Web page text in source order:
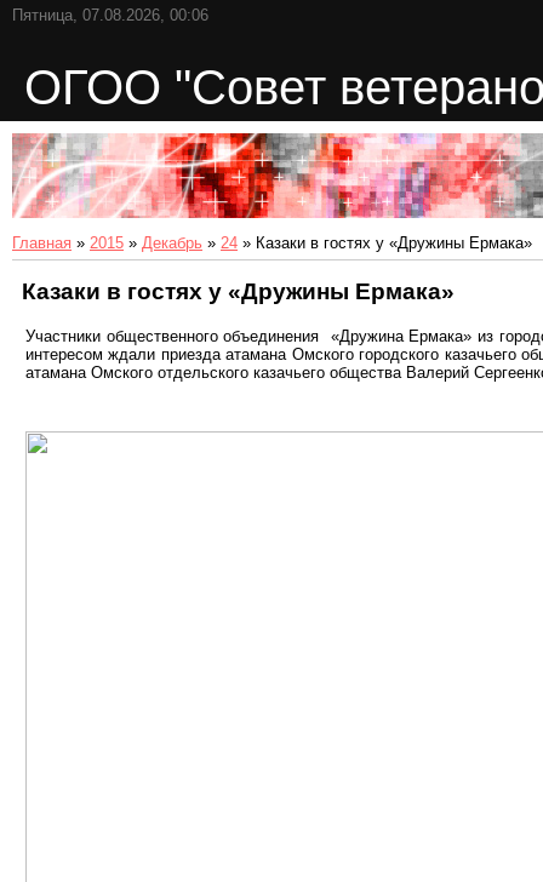
Пятница, 07.08.2026, 00:06
ОГОО "Совет
Главная » 2015 » Декабрь » 24 » Казаки в гостях у «Дружины Ермака»
Казаки в гостях у «Дружины Ермака»
Участники общественного объединения «Дружина Ермака» из
интересом ждали приезда атамана Омского городского казачьего
атамана Омского отдельского казачьего общества Валерий